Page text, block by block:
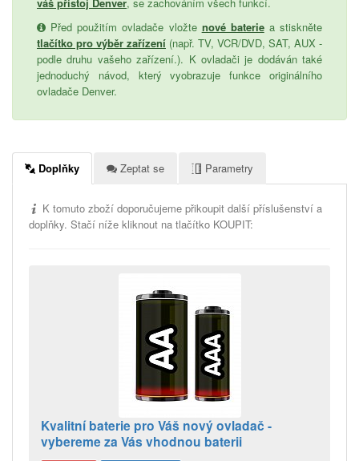
Před použitím ovladače vložte nové bateriea stiskněte
tlačítko pro výběr zařízení (např. TV, VCR/DVD, SAT, AUX -
podle druhu vašeho zařízení.). K ovladači je dodáván také
jednoduchý návod, který vyobrazuje funkce originálního
ovladače Denver.
Doplňky Zeptat se Parametry
K tomuto zboží doporučujeme přikoupit další příslušenství a
doplňky. Stačí níže kliknout na tlačítko KOUPIT:
Kvalitní baterie pro Váš nový ovladač -
vybereme za Vás vhodnou baterii